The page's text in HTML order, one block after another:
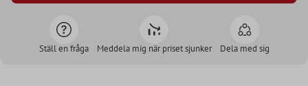
Ställ en fråga Meddela mig när priset sjunker Dela med sig